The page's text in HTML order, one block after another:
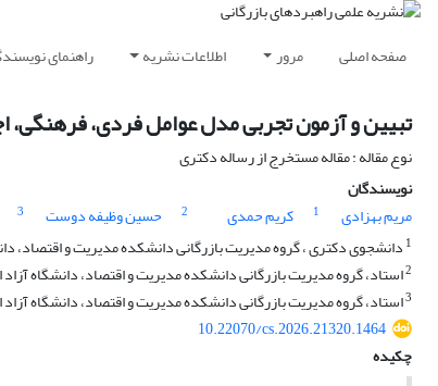
صفحه اصلی مرور اطلاعات نشریه راهنمای
تبیین و آزمون تجربی مدل عوامل فردی، فرهنگی،
نوع مقاله : مقاله مستخرج از رساله دکتری
نویسندگان
مریم بهزادی
1 کریم حمدی 2 حسین وظیفه دوست
3
1 دانشجوی دکتری ، گروه مدیریت بازرگانی دانشکده مدیریت و اقتصاد،
2استاد، گروه مدیریت بازرگانی دانشکده مدیریت و اقتصاد، دانشگاه آزاد
3استاد، گروه مدیریت بازرگانی دانشکده مدیریت و اقتصاد، دانشگاه آزاد
10.22070/cs.2026.21320.1464
چکیده